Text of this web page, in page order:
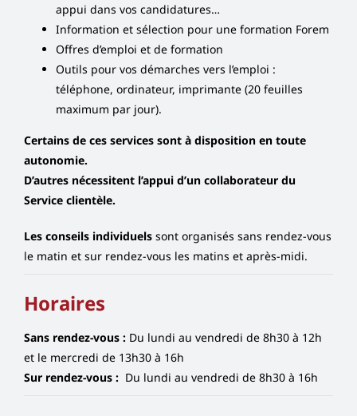
appui dans vos candidatures…
Information et sélection pour une formation Forem
Offres d’emploi et de formation
Outils pour vos démarches vers l’emploi :
téléphone, ordinateur, imprimante (20 feuilles
maximum par jour).
Certains de ces services sont à disposition en toute
autonomie.
D’autres nécessitent l’appui d’un collaborateur du
Service clientèle.
Les conseils individuelssont organisés sans rendez-vous
le matin et sur rendez-vous les matins et après-midi.
Horaires
Sans rendez-vous : Du lundi au vendredi de 8h30 à 12h
et le mercredi de 13h30 à 16h
Sur rendez-vous : Du lundi au vendredi de 8h30 à 16h